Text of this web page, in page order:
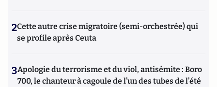
2Cette autre crise migratoire (semi-orchestrée) qui
se profile après Ceuta
3Apologie du terrorisme et du viol, antisémite : Boro
700, le chanteur à cagoule de l’un des tubes de l’été